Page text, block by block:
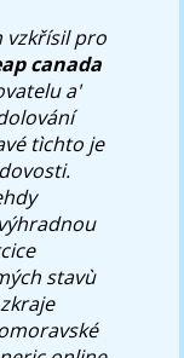
vzkřísil pro
canada
a'
tìchto je
stavù